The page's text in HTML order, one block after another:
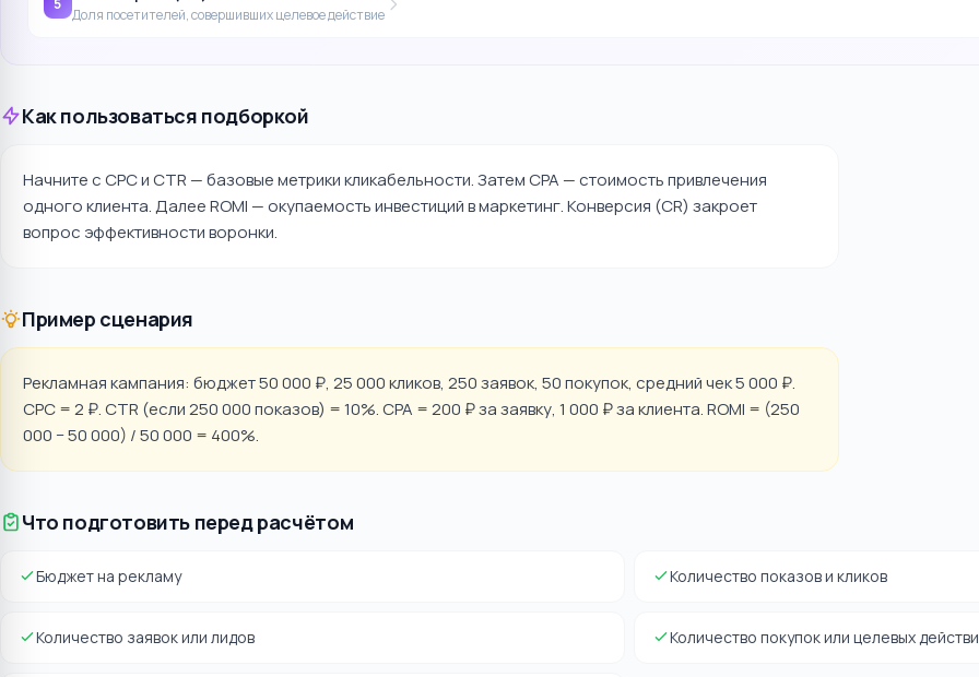
Доля посетителей, совершивших целевое действие
Как пользоваться подборкой
Начните с CPC и CTR — базовые метрики кликабельности. Затем CPA — стоимость привлечения
одного клиента. Далее ROMI — окупаемость инвестиций в маркетинг. Конверсия (CR) закроет
вопрос эффективности воронки.
Пример сценария
Рекламная кампания: бюджет 50 000 ₽, 25 000 кликов, 250 заявок, 50 покупок, средний чек 5 000 ₽.
CPC = 2 ₽. CTR (если 250 000 показов) = 10%. CPA = 200 ₽ за заявку, 1 000 ₽ за клиента. ROMI = (250
000 − 50 000) / 50 000 = 400%.
Что подготовить перед расчётом
Бюджет на рекламу Количество показов и кликов
Количество заявок или лидов Количество покупок или целевых